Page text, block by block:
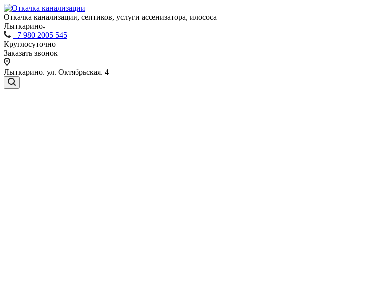
Откачка канализации, септиков, услуги ассенизатора, илососа
Лыткарино
+7 980 2005 545
Круглосуточно
Заказать звонок
Лыткарино, ул. Октябрьская, 4